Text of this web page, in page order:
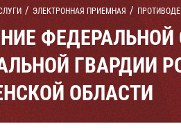
ЭЛЕКТРОННАЯ ПРИЕМНАЯ
ГВАРДИИ
ОБЛАСТИ